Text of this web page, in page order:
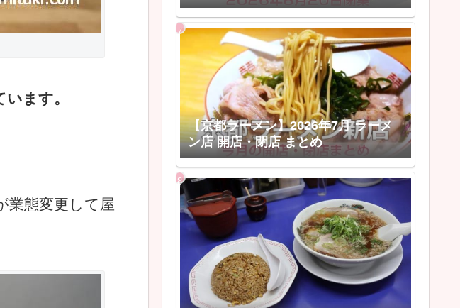
ます。
業態変更して屋
【京都ラーメン】2026年7月 ラーメ
ン店 開店・閉店 まとめ